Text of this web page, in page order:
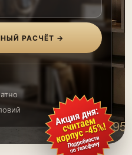
РАСЧЁТ →